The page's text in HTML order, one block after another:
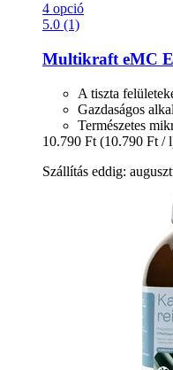
4 opció
5.0 (1)
Multikraft eMC
A tiszta
Gazdaságos
Természetes
10.790 Ft (10.790 Ft /
Szállítás eddig: